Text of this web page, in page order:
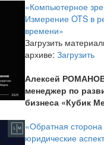
«Компьютерное
Измерение OTS в
времени»
Загрузить
архиве: Загрузить
Алексей
менеджер по
бизнеса «Кубик
«Обратная
юридические